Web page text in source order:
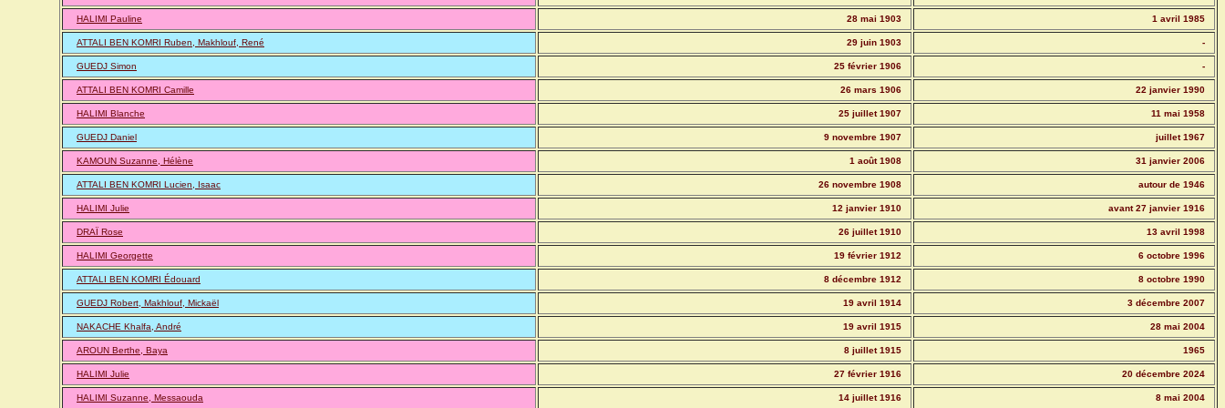
HALIMI Pauline 28 mai 1903 1 avril 1985
ATTALI BEN KOMRI Ruben, Makhlouf, René 29 juin 1903 -
GUEDJ Simon 25 février 1906 -
ATTALI BEN KOMRI Camille 26 mars 1906 22 janvier 1990
HALIMI Blanche 25 juillet 1907 11 mai 1958
GUEDJ Daniel 9 novembre 1907 juillet 1967
KAMOUN Suzanne, Hélène 1 août 1908 31 janvier 2006
ATTALI BEN KOMRI Lucien, Isaac 26 novembre 1908 autour de 1946
HALIMI Julie 12 janvier 1910 avant 27 janvier 1916
DRAÏ Rose 26 juillet 1910 13 avril 1998
HALIMI Georgette 19 février 1912 6 octobre 1996
ATTALI BEN KOMRI Édouard 8 décembre 1912 8 octobre 1990
GUEDJ Robert, Makhlouf, Mickaël 19 avril 1914 3 décembre 2007
NAKACHE Khalfa, André 19 avril 1915 28 mai 2004
AROUN Berthe, Baya 8 juillet 1915 1965
HALIMI Julie 27 février 1916 20 décembre 2024
HALIMI Suzanne, Messaouda 14 juillet 1916 8 mai 2004